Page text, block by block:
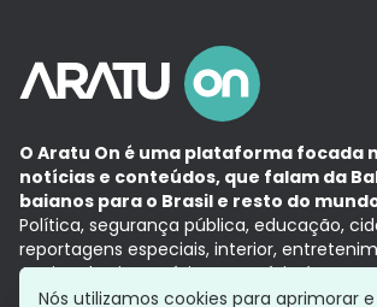
O Aratu On é uma plataforma focada
notícias e conteúdos, que falam da
baianos para o Brasil e resto do
Política, segurança pública, educação,
reportagens especiais, interior,
Aqui, tudo vira notícia e a notícia é no
com a credibilidade do Grupo Aratu.
Nós utilizamos cookies para aprimorar e